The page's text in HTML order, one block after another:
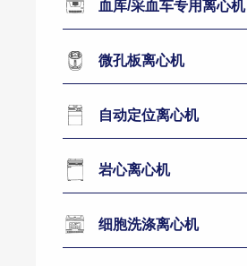
血库/采血车专用离心机
微孔板离心机
自动定位离心机
岩心离心机
细胞洗涤离心机